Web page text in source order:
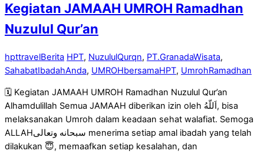
Kegiatan JAMAAH UMROH Ramadhan
Nuzulul Qur’an
hpttravelBerita HPT, NuzululQurqn, PT.GranadaWisata,
SahabatIbadahAnda, UMROHbersamaHPT, UmrohRamadhan
🗓 Kegiatan JAMAAH UMROH Ramadhan Nuzulul Qur’an
Alhamdulillah Semua JAMAAH diberikan izin oleh اَللّهُ, bisa
melaksanakan Umroh dalam keadaan sehat walafiat. Semoga
ALLAHسبحانه وتعالى menerima setiap amal ibadah yang telah
dilakukan 😇, memaafkan setiap kesalahan, dan